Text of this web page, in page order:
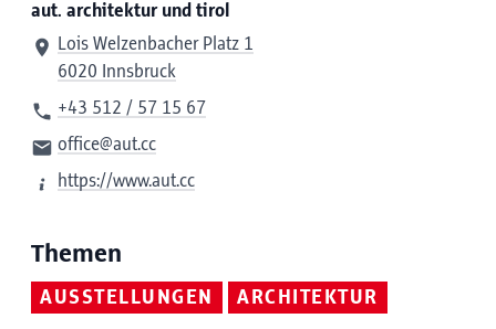
aut. architektur und tirol
Lois Welzenbacher Platz 1
6020 Innsbruck
+43 512 / 57 15 67
office@aut.cc
https://www.aut.cc
Themen
AUSSTELLUNGEN ARCHITEKTUR